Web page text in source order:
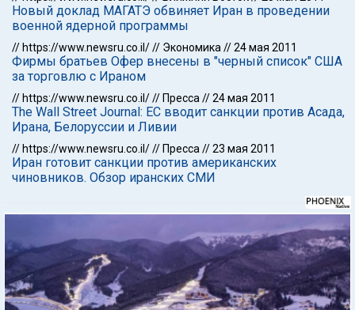
Новый доклад МАГАТЭ обвиняет Иран в проведении
военной ядерной программы
// https://www.newsru.co.il/// Экономика //24 мая 2011
Фирмы братьев Офер внесены в "черный список" США
за торговлю с Ираном
// https://www.newsru.co.il/// Пресса //24 мая 2011
The Wall Street Journal: ЕС вводит санкции против Асада,
Ирана, Белоруссии и Ливии
// https://www.newsru.co.il/// Пресса //23 мая 2011
Иран готовит санкции против американских
чиновников. Обзор иранских СМИ